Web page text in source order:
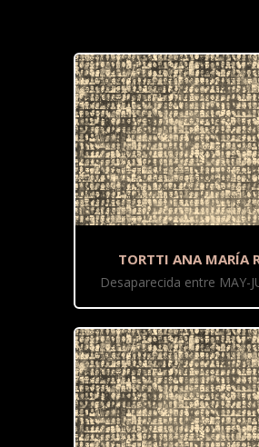
TORTTI ANA MARÍA
Desaparecida entre MAY-